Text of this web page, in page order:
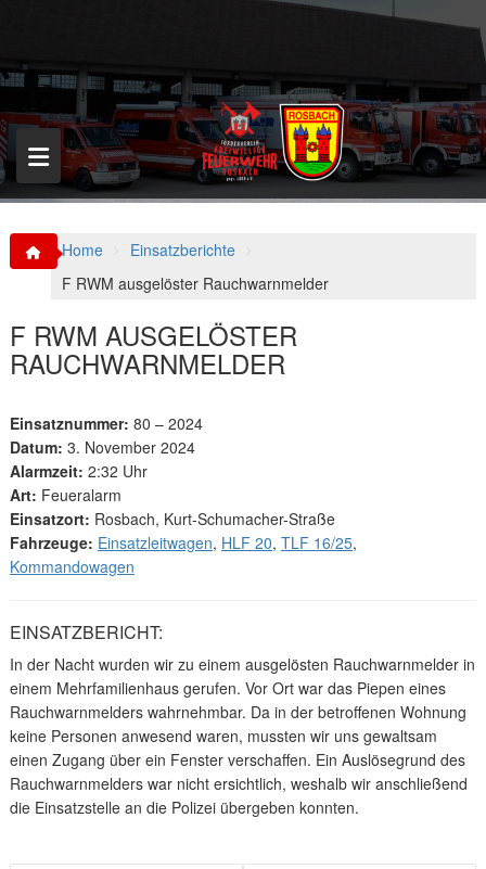
p
o
c
o
n
t
Home
Einsatzberichte
F RWM ausgelöster Rauchwarnmelder
F RWM AUSGELÖSTER
RAUCHWARNMELDER
Einsatznummer: 80 – 2024
Datum: 3. November 2024
Alarmzeit: 2:32 Uhr
Art: Feueralarm
Einsatzort: Rosbach, Kurt-Schumacher-Straße
Fahrzeuge: Einsatzleitwagen, HLF 20, TLF 16/25,
Kommandowagen
EINSATZBERICHT:
In der Nacht wurden wir zu einem ausgelösten Rauchwarnmelder in
einem Mehrfamilienhaus gerufen. Vor Ort war das Piepen eines
Rauchwarnmelders wahrnehmbar. Da in der betroffenen Wohnung
keine Personen anwesend waren, mussten wir uns gewaltsam
einen Zugang über ein Fenster verschaffen. Ein Auslösegrund des
Rauchwarnmelders war nicht ersichtlich, weshalb wir anschließend
die Einsatzstelle an die Polizei übergeben konnten.